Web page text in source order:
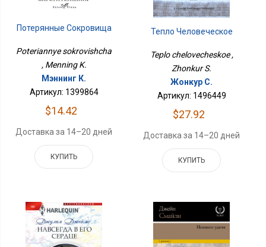
Потерянные Сокровища
Poteriannye sokrovishcha
, Menning K.
Мэннинг К.
Артикул: 1399864
$14.42
Доставка за 14–20 дней
КУПИТЬ
Тепло Человеческое
Teplo chelovecheskoe ,
Zhonkur S.
Жонкур С.
Артикул: 1496449
$27.92
Доставка за 14–20 дней
КУПИТЬ